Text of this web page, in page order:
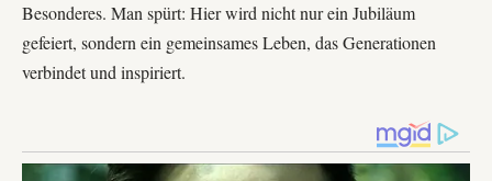
Besonderes. Man spürt: Hier wird nicht nur ein Jubiläum
gefeiert, sondern ein gemeinsames Leben, das Generationen
verbindet und inspiriert.